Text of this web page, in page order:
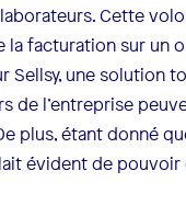
Cette
la facturation sur un
Sellsy, une solution
de l’entreprise
plus, étant donné
évident de